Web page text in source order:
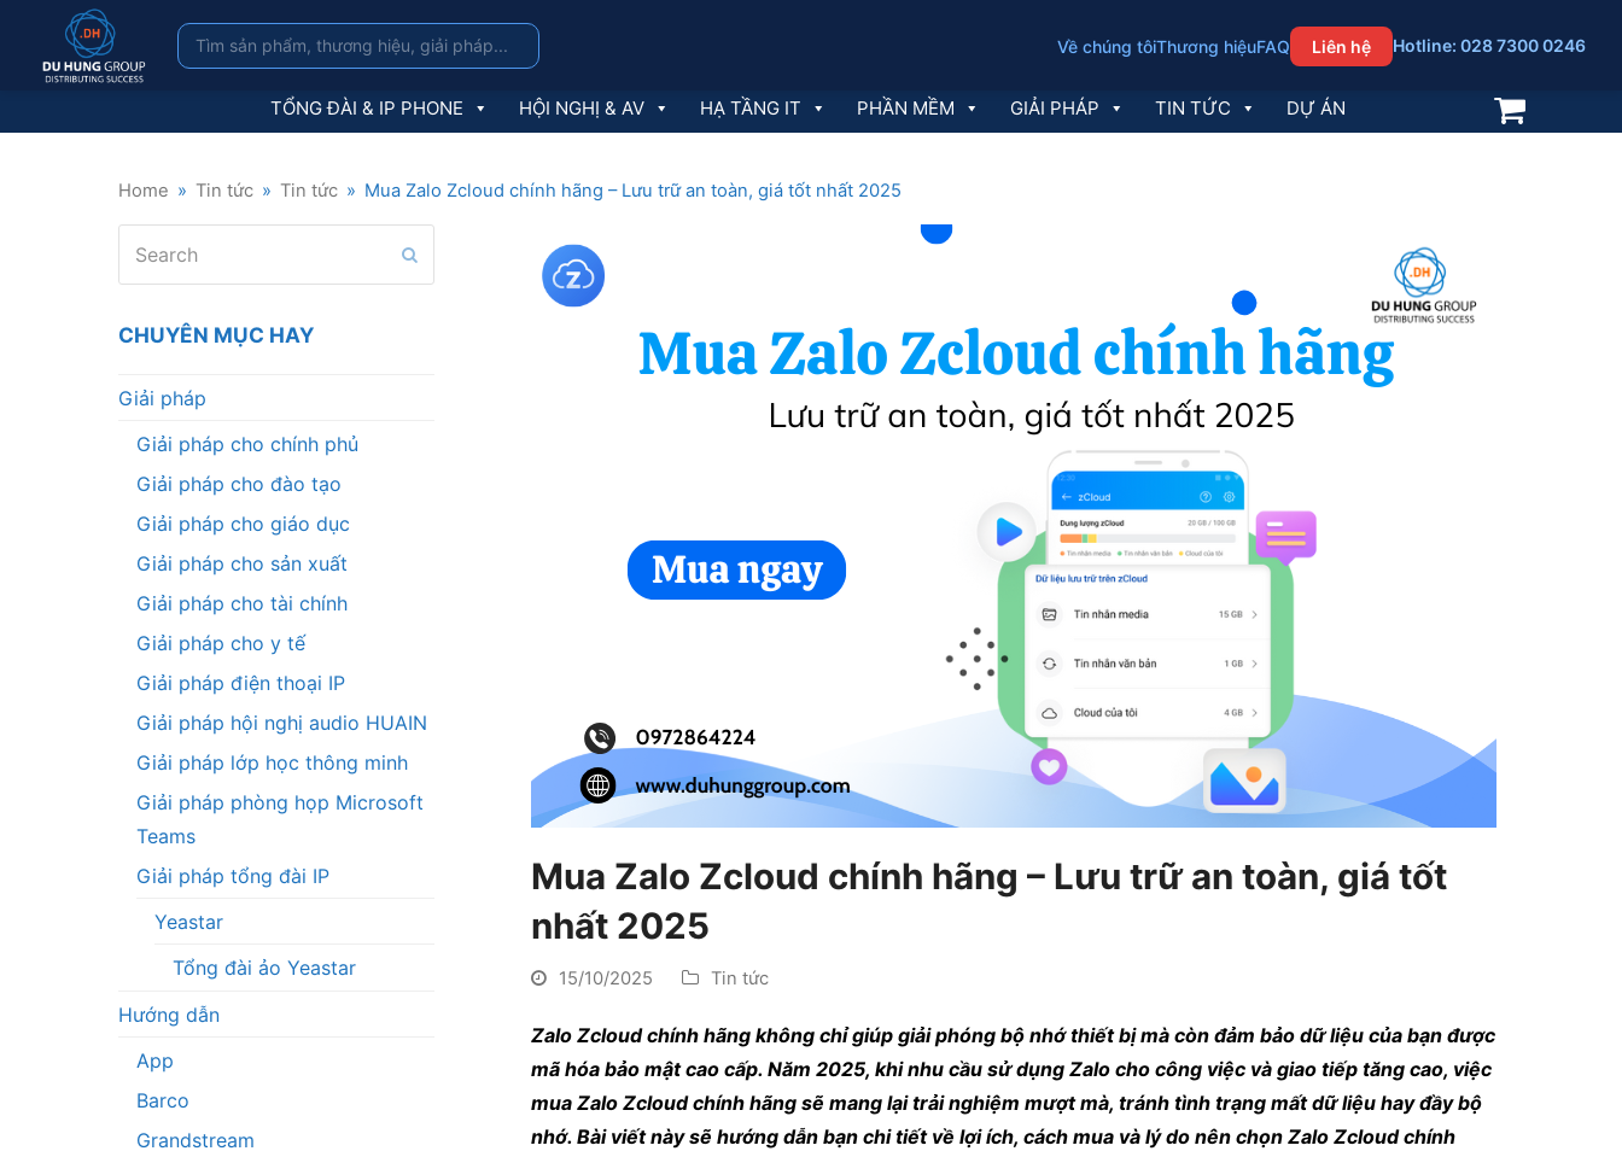
Về chúng tôiThương hiệuFAQ Liên hệ Hotline: 028 7300 0246
TỔNG ĐÀI & IP PHONE HỘI NGHỊ & AV HẠ TẦNG IT PHẦN MỀM GIẢI PHÁP TIN TỨC DỰ ÁN
Home » Tin tức » Tin tức » Mua Zalo Zcloud chính hãng – Lưu trữ an toàn, giá tốt nhất 2025
Mua Zalo Zcloud chính hãng – Lưu trữ an toàn, giá tốt
nhất 2025
15/10/2025 Tin tức
Zalo Zcloud chính hãng không chỉ giúp giải phóng bộ nhớ thiết bị mà còn đảm bảo dữ liệu của bạn được
mã hóa bảo mật cao cấp. Năm 2025, khi nhu cầu sử dụng Zalo cho công việc và giao tiếp tăng cao, việc
mua Zalo Zcloud chính hãng sẽ mang lại trải nghiệm mượt mà, tránh tình trạng mất dữ liệu hay đầy bộ
nhớ. Bài viết này sẽ hướng dẫn bạn chi tiết về lợi ích, cách mua và lý do nên chọn Zalo Zcloud chính
CHUYÊN MỤC HAY
Giải pháp
Giải pháp cho chính phủ
Giải pháp cho đào tạo
Giải pháp cho giáo dục
Giải pháp cho sản xuất
Giải pháp cho tài chính
Giải pháp cho y tế
Giải pháp điện thoại IP
Giải pháp hội nghị audio HUAIN
Giải pháp lớp học thông minh
Giải pháp phòng họp Microsoft
Teams
Giải pháp tổng đài IP
Yeastar
Tổng đài ảo Yeastar
Hướng dẫn
App
Barco
Grandstream